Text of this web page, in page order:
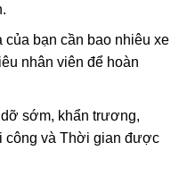
bạn cần bao nhiêu xe
nhân viên để hoàn
sớm, khẩn trương,
công và Thời gian được